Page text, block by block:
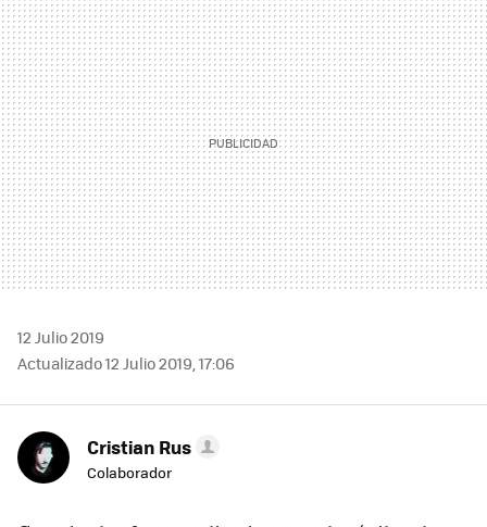
MAIL
12 Julio 2019
Actualizado 12 Julio 2019, 17:06
Cristian Rus
Colaborador